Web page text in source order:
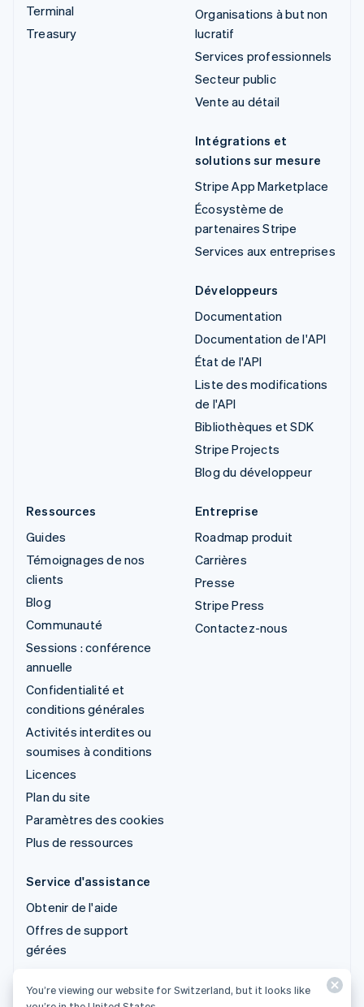
Terminal
Treasury
Organisations à but non
lucratif
Services professionnels
Secteur public
Vente au détail
Intégrations et
solutions sur mesure
Stripe App Marketplace
Écosystème de
partenaires Stripe
Services aux entreprises
Développeurs
Documentation
Documentation de l'API
État de l'API
Liste des modifications
de l'API
Bibliothèques et SDK
Stripe Projects
Blog du développeur
Ressources
Guides
Témoignages de nos
clients
Blog
Communauté
Sessions : conférence
annuelle
Confidentialité et
conditions générales
Activités interdites ou
soumises à conditions
Licences
Plan du site
Paramètres des cookies
Plus de ressources
Entreprise
Roadmap produit
Carrières
Presse
Stripe Press
Contactez-nous
Service d'assistance
Obtenir de l'aide
Offres de support
gérées
© 2026 Stripe, LLC
You’re viewing our website for Switzerland, but it looks like